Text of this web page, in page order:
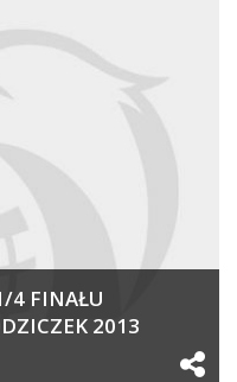
4 FINAŁU
2013